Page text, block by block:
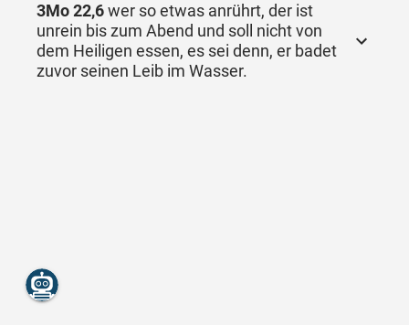
3Mo 22,6wer so etwas anrührt, der ist
unrein bis zum Abend und soll nicht von
dem Heiligen essen, es sei denn, er badet
zuvor seinen Leib im Wasser.